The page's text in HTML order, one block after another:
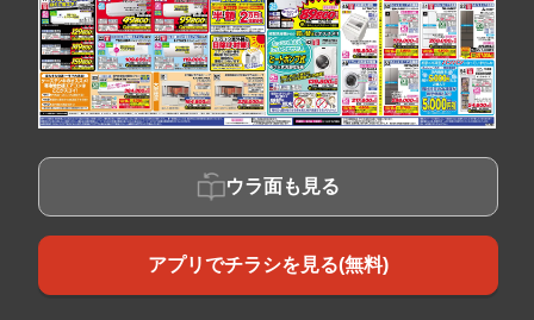
ウラ面も見る
アプリでチラシを見る(無料)